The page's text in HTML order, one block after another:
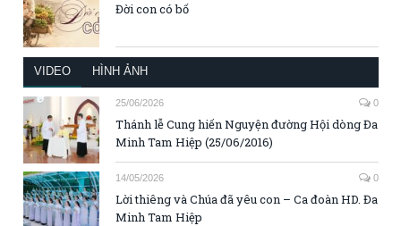
Đời con có bố
VIDEO HÌNH ẢNH
25/06/2026 0
Thánh lễ Cung hiến Nguyện đường Hội dòng Đa
Minh Tam Hiệp (25/06/2016)
14/05/2026 0
Lời thiêng và Chúa đã yêu con – Ca đoàn HD. Đa
Minh Tam Hiệp